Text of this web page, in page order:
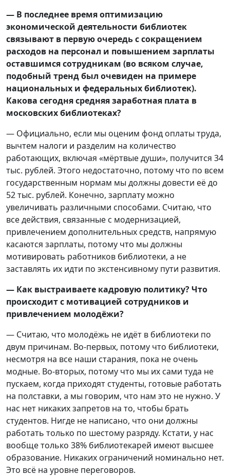
— В последнее время оптимизацию
экономической деятельности библиотек
связывают в первую очередь с сокращением
расходов на персонал и повышением зарплаты
оставшимся сотрудникам (во всяком случае,
подобный тренд был очевиден на примере
национальных и федеральных библиотек).
Какова сегодня средняя заработная плата в
московских библиотеках?
— Официально, если мы оценим фонд оплаты труда,
вычтем налоги и разделим на количество
работающих, включая «мёртвые души», получится 34
тыс. рублей. Этого недостаточно, потому что по всем
государственным нормам мы должны довести её до
52 тыс. рублей. Конечно, зарплату можно
увеличивать различными способами. Считаю, что
все действия, связанные с модернизацией,
привлечением дополнительных средств, напрямую
касаются зарплаты, потому что мы должны
мотивировать работников библиотеки, а не
заставлять их идти по экстенсивному пути развития.
— Как выстраиваете кадровую политику? Что
происходит с мотивацией сотрудников и
привлечением молодёжи?
— Считаю, что молодёжь не идёт в библиотеки по
двум причинам. Во-первых, потому что библиотеки,
несмотря на все наши старания, пока не очень
модные. Во-вторых, потому что мы их сами туда не
пускаем, когда приходят студенты, готовые работать
на полставки, а мы говорим, что нам это не нужно. У
нас нет никаких запретов на то, чтобы брать
студентов. Нигде не написано, что они должны
работать только по шестому разряду. Кстати, у нас
вообще только 38% библиотекарей имеют высшее
образование. Никаких ограничений номинально нет.
Это всё на уровне переговоров.